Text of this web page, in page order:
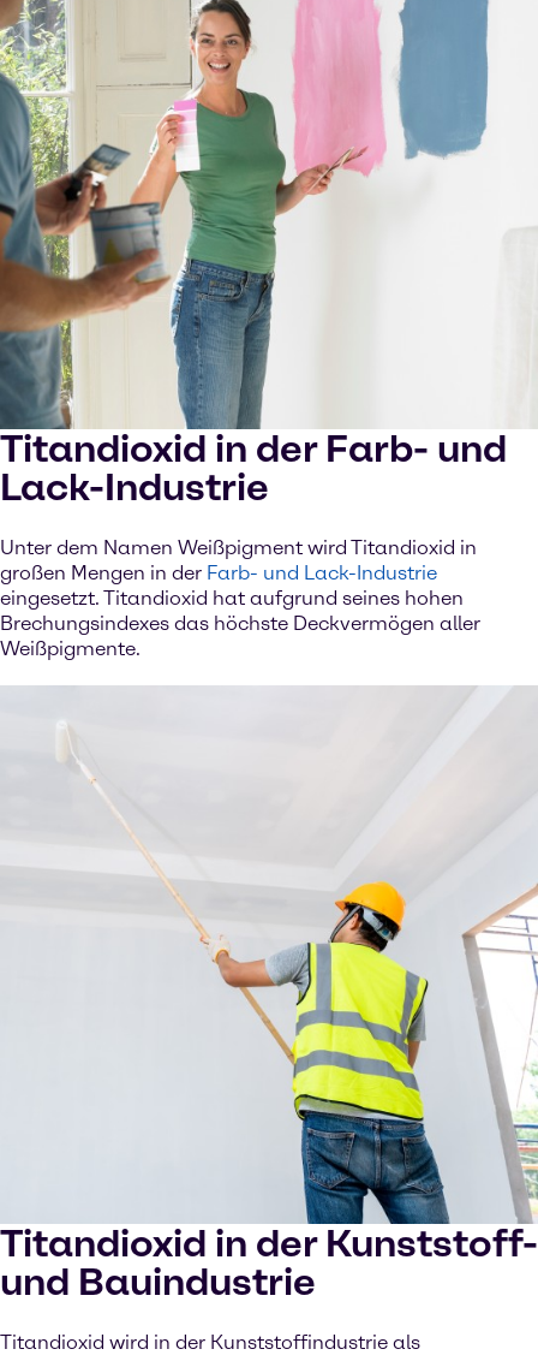
Titandioxid in der Farb- und
Lack-Industrie
Unter dem Namen Weißpigment wird Titandioxid in
großen Mengen in der Farb- und Lack-Industrie
eingesetzt. Titandioxid hat aufgrund seines hohen
Brechungsindexes das höchste Deckvermögen aller
Weißpigmente.
Titandioxid in der Kunststoff-
und Bauindustrie
Titandioxid wird in der Kunststoffindustrie als